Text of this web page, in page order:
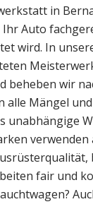
in
Auto
wird. In
beheben wir
alle Mängel
unabhängige
verwenden
fair und